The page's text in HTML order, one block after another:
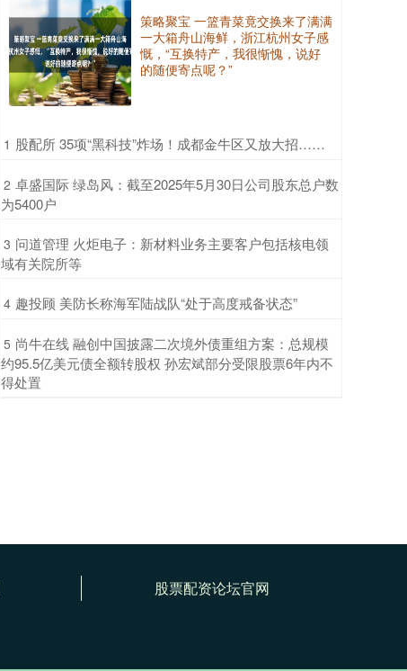
策略聚宝 一篮青菜竟交换来了满满
一大箱舟山海鲜，浙江杭州女子感
慨，“互换特产，我很惭愧，说好
的随便寄点呢？”
1 ​股配所 35项“黑科技”炸场！成都金牛区又放大招……
2 ​卓盛国际 绿岛风：截至2025年5月30日公司股东总户数
为5400户
3 ​问道管理 火炬电子：新材料业务主要客户包括核电领
域有关院所等
4 ​趣投顾 美防长称海军陆战队“处于高度戒备状态”
5 ​尚牛在线 融创中国披露二次境外债重组方案：总规模
约95.5亿美元债全额转股权 孙宏斌部分受限股票6年内不
得处置
股票配资论坛官网